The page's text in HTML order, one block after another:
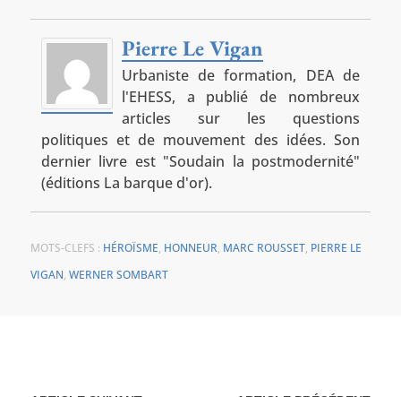
Pierre Le Vigan
Urbaniste de formation, DEA de
l'EHESS, a publié de nombreux
articles sur les questions
politiques et de mouvement des idées. Son
dernier livre est "Soudain la postmodernité"
(éditions La barque d'or).
MOTS-CLEFS : HÉROÏSME, HONNEUR, MARC ROUSSET, PIERRE LE
VIGAN, WERNER SOMBART